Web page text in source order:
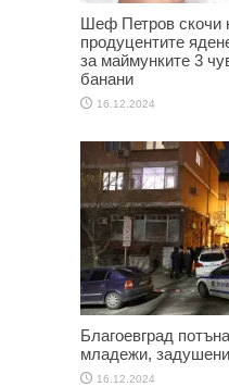
Шеф Петров скочи
продуцентите
за маймунките 3
банани
16.12.2024
Благоевград
младежи, задушени
16.12.2024